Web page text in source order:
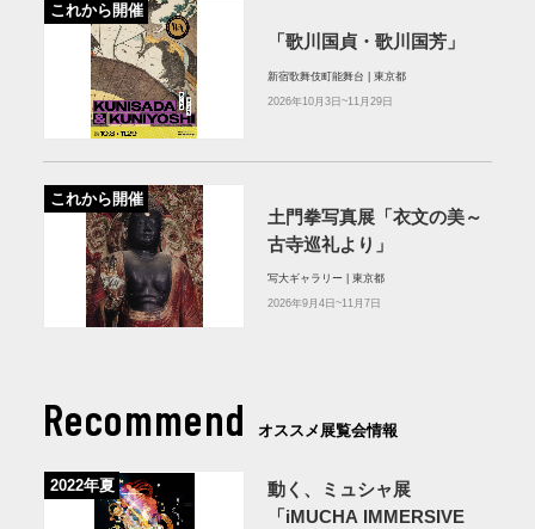
これから開催
「歌川国貞・歌川国芳」
新宿歌舞伎町能舞台 | 東京都
2026年10月3日~11月29日
これから開催
土門拳写真展「衣文の美～
古寺巡礼より」
写大ギャラリー | 東京都
2026年9月4日~11月7日
Recommend オススメ展覧会情報
2022年夏
動く、ミュシャ展
「iMUCHA IMMERSIVE